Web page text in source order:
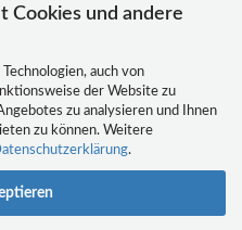
Cookies und andere
auch von
der Website zu
zu analysieren und Ihnen
zu können. Weitere
.